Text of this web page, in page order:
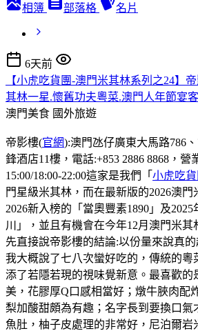
相簿 部落格 名片
6天前
【小虎吃貨團-澳門米其林系列之24】
其林一星.懷舊功夫粵菜.澳門人年節宴
澳門美食 國外旅遊
帝影樓(官網):澳門氹仔廣東大馬路786
鋒酒店11樓，電話:+853 2886 8868，營
15:00/18:00-22:00這家是我們「 小虎吃貨
門星級米其林，而在最新版的2026澳門
2026新入榜的「當奧豐素1890」及
川」，並且有機會在今年12月澳門米其
先直接說帝影樓的結論:以份量來說真的
我大概說了七八次蠻好吃的，傳統的粵
添了若隱若現的視味覺新意。最喜歡的
美，花膠厚Q口感相當好；燉牛脥肉配
梨加酸甜頗為有趣；名字長到要換口氣
魚肚，柚子皮處理的非常好，尼泊爾岩